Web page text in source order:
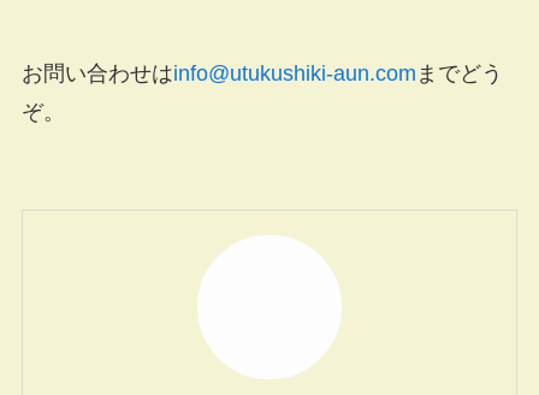
お問い合わせはinfo@utukushiki-aun.com までどう
ぞ。